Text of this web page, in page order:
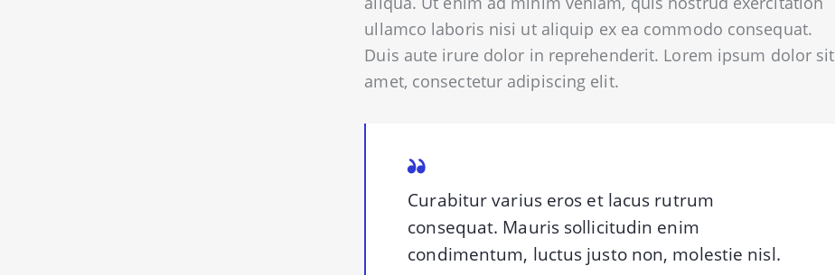
ullamco laboris nisi ut aliquip ex ea commodo consequat.
Duis aute irure dolor in reprehenderit. Lorem ipsum dolor sit
amet, consectetur adipiscing elit.
Curabitur varius eros et lacus rutrum
consequat. Mauris sollicitudin enim
condimentum, luctus justo non, molestie nisl.